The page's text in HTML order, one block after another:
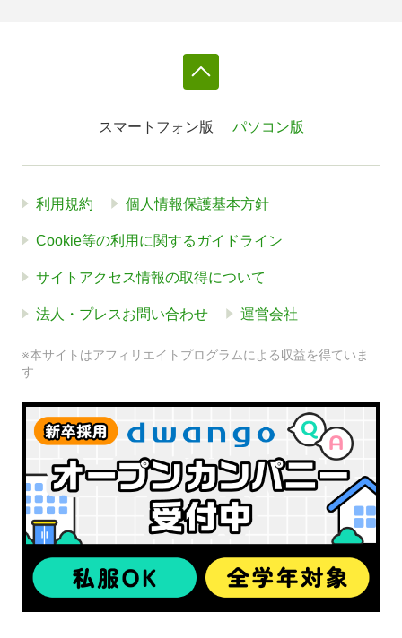
スマートフォン版 パソコン版
利用規約 個人情報保護基本方針
Cookie等の利用に関するガイドライン
サイトアクセス情報の取得について
法人・プレスお問い合わせ 運営会社
※本サイトはアフィリエイトプログラムによる収益を得ていま
す